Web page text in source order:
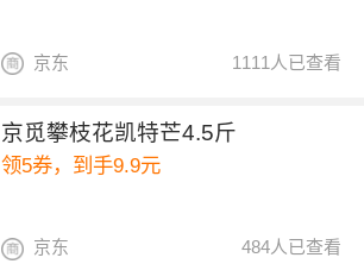
1111人已查看
京东
京觅攀枝花凯特芒4.5斤
领5券，到手9.9元
484人已查看
京东